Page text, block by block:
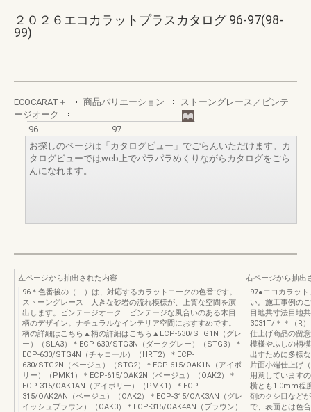
２０２６エコカラットプラスカタログ 96-97(98-
99)
ECOCARAT＋ 商品バリエーション
ストーングレース／ビンテ
ージオーク
96
97
お探しのページは「カタログビュー」でごらんいただけます。カ
タログビューではweb上でパラパラめくりながらカタログをごら
んになれます。
左ページから抽出された内容
96＊色番後の（ ）は、対応するカラットコークの色番です。
ストーングレース 大きな砂岩の流れ模様が、上質な空間を演
出します。ビンテージオーク ビンテージな風合いのある木目
柄のデザイン。ナチュラルなインテリア空間におすすめです。
柄の詳細はこちら▲柄の詳細はこちら▲ECP-630/STG1N（グレ
ー）（SLA3）＊ECP-630/STG3N（ダークグレー）（STG3）＊
ECP-630/STG4N（チャコール）（HRT2）＊ECP-
630/STG2N（ベージュ）（STG2）＊ECP-615/OAK1N（アイボ
リー）（PMK1）＊ECP-615/OAK2N（ベージュ）（OAK2）＊
ECP-315/OAK1AN（アイボリー）（PMK1）＊ECP-
315/OAK2AN（ベージュ）（OAK2）＊ECP-315/OAK3AN（グレ
イッシュブラウン）（OAK3）＊ECP-315/OAK4AN（ブラウン）
右ページから抽出
97●エコカラッ
い。施工事例の
目地共寸法目地
3031T/＊＊（R
仕上げ商品の留
模様やふしの柄
出すために多様
片面小端仕上げ
用意しています
横とも1.0mm程
剤のクシ目など
で、表面とは色